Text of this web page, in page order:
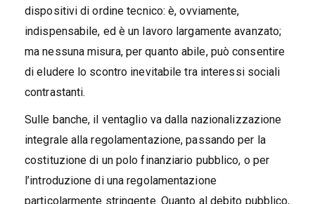
dispositivi di ordine tecnico: è, ovviamente,
indispensabile, ed è un lavoro largamente avanzato;
ma nessuna misura, per quanto abile, può consentire
di eludere lo scontro inevitabile tra interessi sociali
contrastanti.
Sulle banche, il ventaglio va dalla nazionalizzazione
integrale alla regolamentazione, passando per la
costituzione di un polo finanziario pubblico, o per
l’introduzione di una regolamentazione
particolarmente stringente. Quanto al debito pubblico,